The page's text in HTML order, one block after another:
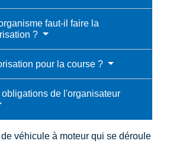
faut-il faire la
?
pour la course ?
de l'organisateur
véhicule à moteur qui se déroule